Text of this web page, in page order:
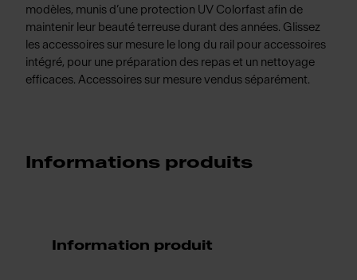
modèles, munis d’une protection UV Colorfast afin de
maintenir leur beauté terreuse durant des années. Glissez
les accessoires sur mesure le long du rail pour accessoires
intégré, pour une préparation des repas et un nettoyage
efficaces. Accessoires sur mesure vendus séparément.
Informations produits
Information produit